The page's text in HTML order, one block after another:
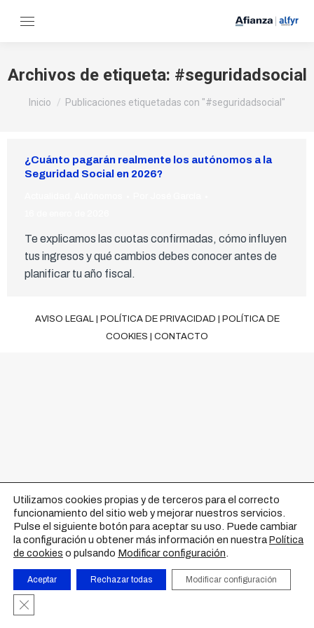
Archivos de etiqueta: #seguridadsocial
Estás aquí:
Inicio Publicaciones etiquetadas con "#seguridadsocial"
¿Cuánto pagarán realmente los autónomos a la
Seguridad Social en 2026?
Te explicamos las cuotas confirmadas, cómo influyen
tus ingresos y qué cambios debes conocer antes de
planificar tu año fiscal.
AVISO LEGAL| POLÍTICA DE PRIVACIDAD
POLÍTICA DE
COOKIES
CONTACTO
Utilizamos cookies propias y de terceros para el correcto
funcionamiento del sitio web y mejorar nuestros servicios.
Pulse el siguiente botón para aceptar su uso. Puede cambiar
la configuración u obtener más información en nuestra Política
de cookies o pulsando Modificar configuración
Aceptar Rechazar todas Modificar configuración
Cerrar el banner de cookies RGPD